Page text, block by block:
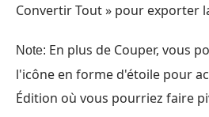
Convertir Tout » pour exporter
Note: En plus de Couper, vous
l'icône en forme d'étoile pour
Édition où vous pourriez faire